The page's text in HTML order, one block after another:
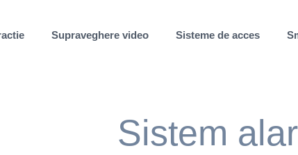
Supraveghere video Sisteme de acces
Sistem